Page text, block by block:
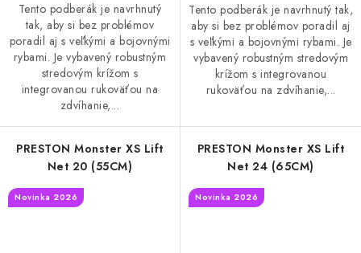
Tento podberák je navrhnutý
tak, aby si bez problémov
poradil aj s veľkými a bojovnými
rybami. Je vybavený robustným
stredovým krížom s
integrovanou rukoväťou na
zdvíhanie,...
Tento podberák je navrhnutý tak,
aby si bez problémov poradil aj
s veľkými a bojovnými rybami. Je
vybavený robustným stredovým
krížom s integrovanou
rukoväťou na zdvíhanie,...
PRESTON Monster XS Lift
Net 20 (55CM)
Novinka 2026
PRESTON Monster XS Lift
Net 24 (65CM)
Novinka 2026